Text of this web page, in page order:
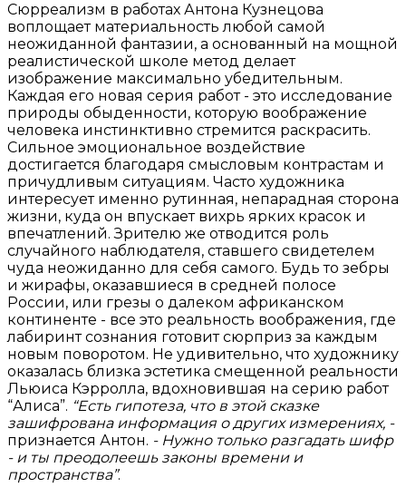
Сюрреализм в работах Антона Кузнецова
воплощает материальность любой самой
неожиданной фантазии, а основанный на мощной
реалистической школе метод делает
изображение максимально убедительным.
Каждая его новая серия работ - это исследование
природы обыденности, которую воображение
человека инстинктивно стремится раскрасить.
Сильное эмоциональное воздействие
достигается благодаря смысловым контрастам и
причудливым ситуациям. Часто художника
интересует именно рутинная, непарадная сторона
жизни, куда он впускает вихрь ярких красок и
впечатлений. Зрителю же отводится роль
случайного наблюдателя, ставшего свидетелем
чуда неожиданно для себя самого. Будь то зебры
и жирафы, оказавшиеся в средней полосе
России, или грезы о далеком африканском
континенте - все это реальность воображения, где
лабиринт сознания готовит сюрприз за каждым
новым поворотом. Не удивительно, что художнику
оказалась близка эстетика смещенной реальности
Льюиса Кэрролла, вдохновившая на серию работ
“Алиса”. “Есть гипотеза, что в этой сказке
зашифрована информация о других измерениях, -
признается Антон. - Нужно только разгадать шифр
- и ты преодолеешь законы времени и
пространства”.